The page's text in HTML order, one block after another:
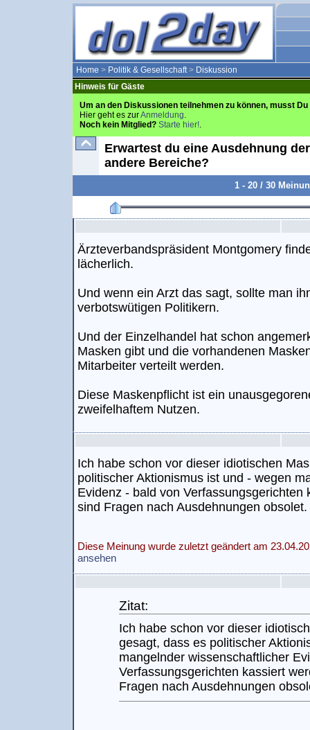
Home > Politik & Gesellschaft> Diskussion
Hinweis für Gäste
Um an den Diskussionen teilnehmen zu können, musst
Hier geht es zurAnmeldung.
Noch kein Mitglied? Starte hier!.
Erwartest du eine Ausdehnung
andere Bereiche?
1 - 20 / 30
Ärzteverbandspräsident Montgomery
lächerlich.
Und wenn ein Arzt das sagt, sollte man
verbotswütigen Politikern.
Und der Einzelhandel hat schon
Masken gibt und die vorhandenen
Mitarbeiter verteilt werden.
Diese Maskenpflicht ist ein
zweifelhaftem Nutzen.
Ich habe schon vor dieser idiotischen
politischer Aktionismus ist und - wegen
Evidenz - bald von Verfassungsgerichten
sind Fragen nach Ausdehnungen obsolet.
Diese Meinung wurde zuletzt geändert am
ansehen
Zitat:
Ich habe schon vor dieser
gesagt, dass es politischer
mangelnder wissenschaftlicher
Verfassungsgerichten kassiert
Fragen nach Ausdehnungen